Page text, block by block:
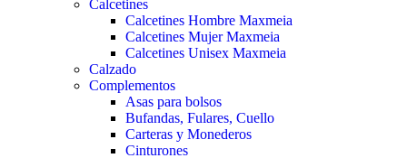
Calcetines
Calcetines Hombre Maxmeia
Calcetines Mujer Maxmeia
Calcetines Unisex Maxmeia
Calzado
Complementos
Asas para bolsos
Bufandas, Fulares, Cuello
Carteras y Monederos
Cinturones